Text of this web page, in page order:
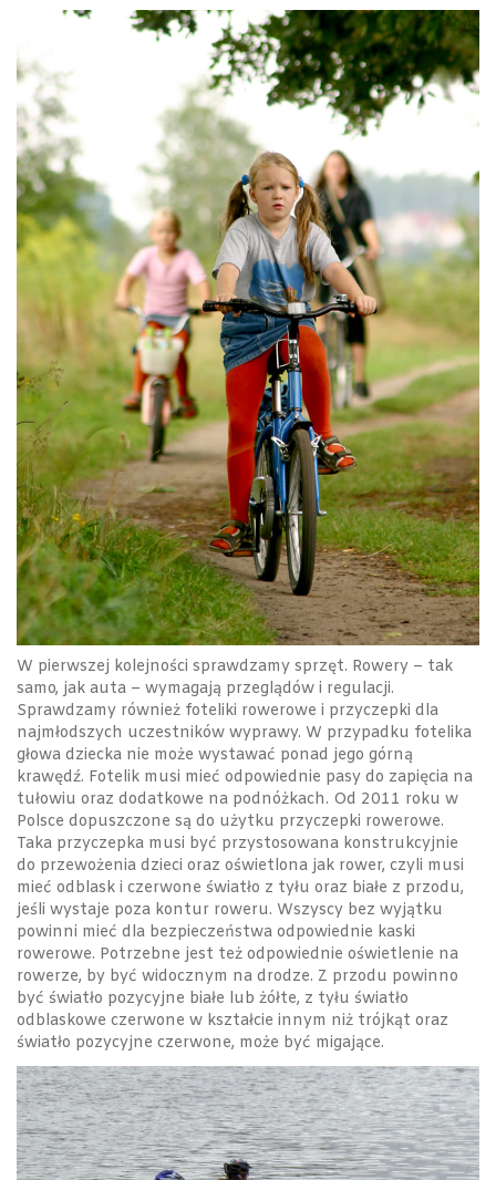
W pierwszej kolejności sprawdzamy sprzęt. Rowery – tak
samo, jak auta – wymagają przeglądów i regulacji.
Sprawdzamy również foteliki rowerowe i przyczepki dla
najmłodszych uczestników wyprawy. W przypadku fotelika
głowa dziecka nie może wystawać ponad jego górną
krawędź. Fotelik musi mieć odpowiednie pasy do zapięcia na
tułowiu oraz dodatkowe na podnóżkach. Od 2011 roku w
Polsce dopuszczone są do użytku przyczepki rowerowe.
Taka przyczepka musi być przystosowana konstrukcyjnie
do przewożenia dzieci oraz oświetlona jak rower, czyli musi
mieć odblask i czerwone światło z tyłu oraz białe z przodu,
jeśli wystaje poza kontur roweru. Wszyscy bez wyjątku
powinni mieć dla bezpieczeństwa odpowiednie kaski
rowerowe. Potrzebne jest też odpowiednie oświetlenie na
rowerze, by być widocznym na drodze. Z przodu powinno
być światło pozycyjne białe lub żółte, z tyłu światło
odblaskowe czerwone w kształcie innym niż trójkąt oraz
światło pozycyjne czerwone, może być migające.